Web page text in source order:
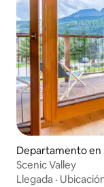
Departamento en
Scenic Valley
Llegada ·